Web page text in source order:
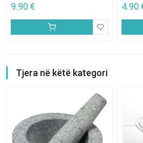
9.90 € 4.90
Tjera në këtë kategori